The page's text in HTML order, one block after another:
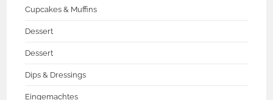
Cupcakes & Muffins
Dessert
Dessert
Dips & Dressings
Eingemachtes